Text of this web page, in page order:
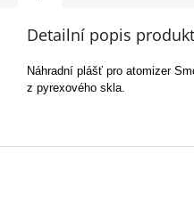
Detailní popis
Náhradní plášť pro atomizer
z pyrexového skla.